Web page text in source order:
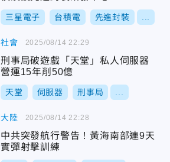
三星電子 台積電 先進封裝
社會
刑事局破遊戲「天堂」私人伺服器
營運15年削50億
天堂 伺服器 刑事局
2025/08/14 22:29
大陸
中共突發航行警告！黃海南部連9天
實彈射擊訓練
2025/08/14 22:28